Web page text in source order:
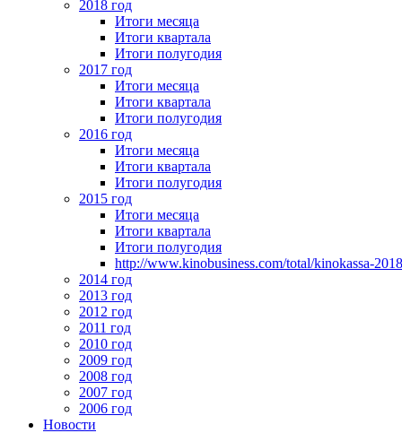
2018 год
Итоги месяца
Итоги квартала
Итоги полугодия
2017 год
Итоги месяца
Итоги квартала
Итоги полугодия
2016 год
Итоги месяца
Итоги квартала
Итоги полугодия
2015 год
Итоги месяца
Итоги квартала
Итоги полугодия
http://www.kinobusiness.com/total/kinokassa-
2014 год
2013 год
2012 год
2011 год
2010 год
2009 год
2008 год
2007 год
2006 год
Новости